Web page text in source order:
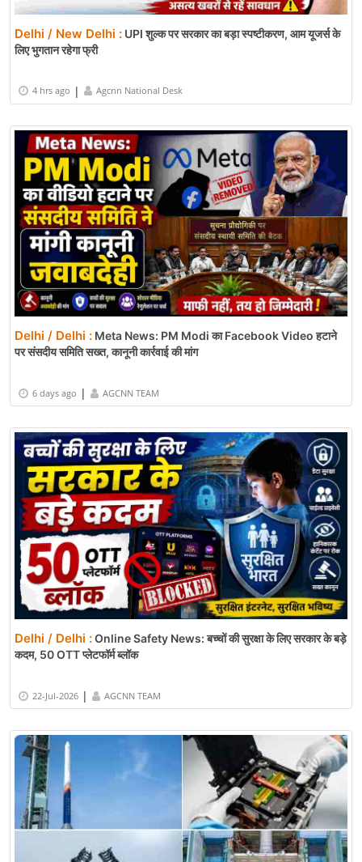
Delhi / New Delhi : UPI शुल्क पर सरकार का बड़ा स्पष्टीकरण, आम यूजर्स के
लिए भुगतान रहेगा फ्री
4 hrs ago | Agcnn National Desk
Delhi / Delhi : Meta News: PM Modi का Facebook Video हटाने
पर संसदीय समिति सख्त, कानूनी कार्रवाई की मांग
6 days ago | AGCNN TEAM
Delhi / Delhi :Online Safety News: बच्चों की सुरक्षा के लिए सरकार के बड़े
कदम, 50 OTT प्लेटफॉर्म ब्लॉक
22-Jul-2026 | AGCNN TEAM